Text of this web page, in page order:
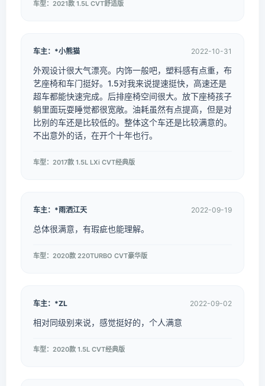
车型：2021款 1.5L CVT舒适版
车主：*小熊猫 2022-10-31
外观设计很大气漂亮。内饰一般吧，塑料感有点重，布
艺座椅和车门挺好。1.5对我来说提速挺快，高速还是
超车都能快速完成。后排座椅空间很大。放下座椅孩子
躺里面玩耍睡觉都很宽敞。油耗虽然有点提高，但是对
比别的车还是比较低的。整体这个车还是比较满意的。
不出意外的话，在开个十年也行。
车型：2017款 1.5L LXi CVT经典版
车主：*雨洒江天 2022-09-19
总体很满意，有瑕疵也能理解。
车型：2020款 220TURBO CVT豪华版
车主：*ZL 2022-09-02
相对同级别来说，感觉挺好的，个人满意
车型：2020款 1.5L CVT经典版